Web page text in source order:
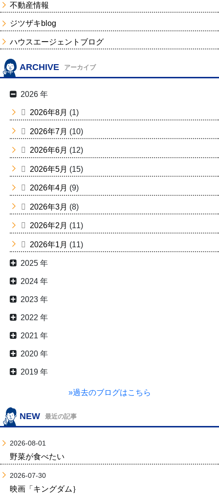
不動産情報
ジツザキblog
ハウスエージェントブログ
ARCHIVE アーカイブ
2026 年
2026年8月 (1)
2026年7月 (10)
2026年6月 (12)
2026年5月 (15)
2026年4月 (9)
2026年3月 (8)
2026年2月 (11)
2026年1月 (11)
2025 年
2024 年
2023 年
2022 年
2021 年
2020 年
2019 年
»過去のブログはこちら
NEW 最近の記事
2026-08-01
野菜が食べたい
2026-07-30
映画「キングダム｝